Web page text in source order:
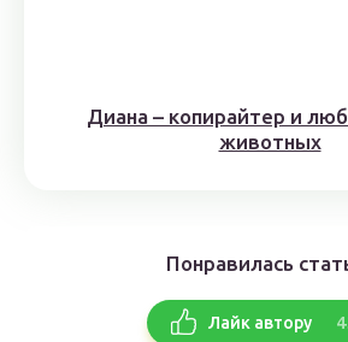
Диана – копирайтер и
животных
Понравилась
Лайк автору